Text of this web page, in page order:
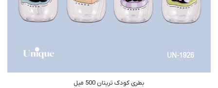
بطری کودک تریتان 500 میل